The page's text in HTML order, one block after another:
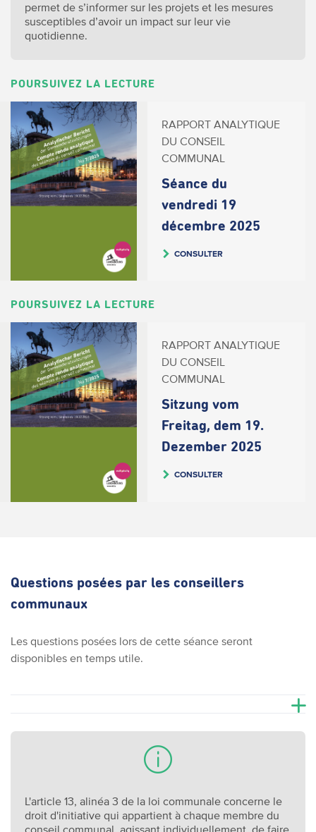
permet de s’informer sur les projets et les mesures
susceptibles d’avoir un impact sur leur vie
quotidienne.
POURSUIVEZ LA LECTURE
Séance du
vendredi 19
décembre 2025
RAPPORT ANALYTIQUE
DU CONSEIL
COMMUNAL
CONSULTER
POURSUIVEZ LA LECTURE
Sitzung vom
Freitag, dem 19.
Dezember 2025
RAPPORT ANALYTIQUE
DU CONSEIL
COMMUNAL
CONSULTER
Questions posées par les conseillers
communaux
Les questions posées lors de cette séance seront
disponibles en temps utile.
L'article 13, alinéa 3 de la loi communale concerne le
droit d'initiative qui appartient à chaque membre du
conseil communal, agissant individuellement, de faire